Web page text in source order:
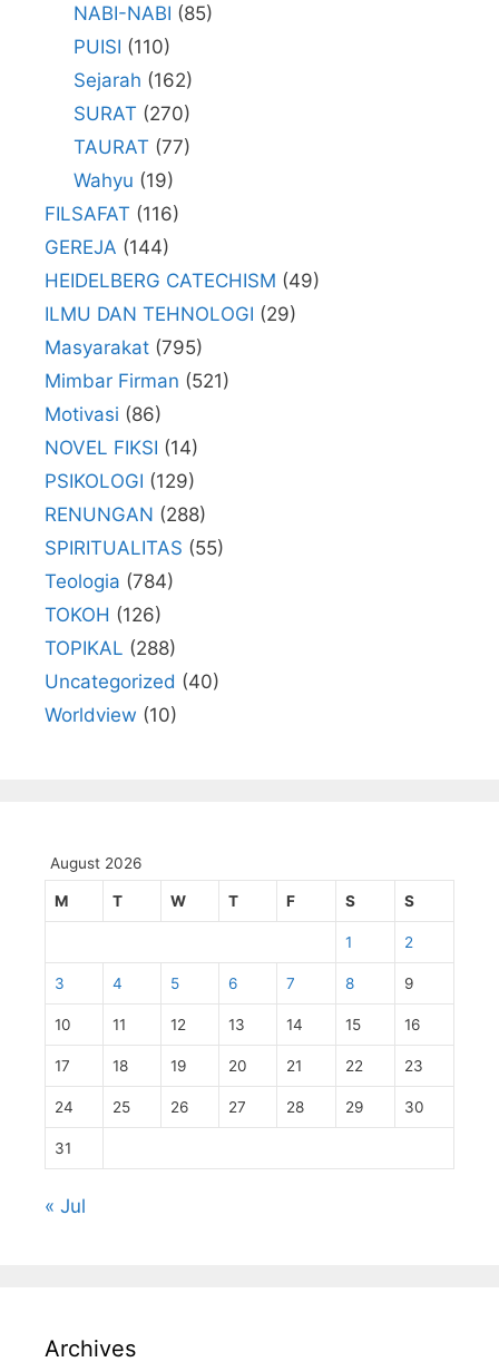
NABI-NABI (85)
PUISI (110)
Sejarah (162)
SURAT (270)
TAURAT (77)
Wahyu (19)
FILSAFAT (116)
GEREJA (144)
HEIDELBERG CATECHISM (49)
ILMU DAN TEHNOLOGI (29)
Masyarakat (795)
Mimbar Firman (521)
Motivasi (86)
NOVEL FIKSI (14)
PSIKOLOGI (129)
RENUNGAN (288)
SPIRITUALITAS (55)
Teologia (784)
TOKOH (126)
TOPIKAL (288)
Uncategorized (40)
Worldview (10)
August 2026
M T W T F S S
1 2
3 4 5 6 7 8 9
10 11 12 13 14 15 16
17 18 19 20 21 22 23
24 25 26 27 28 29 30
31
« Jul
Archives